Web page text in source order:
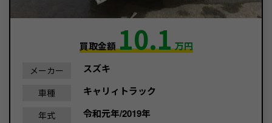
買取金額10.1万円
メーカー スズキ
車種 キャリィトラック
年式 令和元年/2019年